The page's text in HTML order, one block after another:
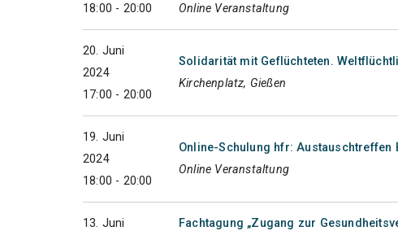
18:00 - 20:00
Online Veranstaltung
20. Juni
2024
17:00 - 20:00
Solidarität mit Geflüchteten.
Kirchenplatz, Gießen
19. Juni
2024
18:00 - 20:00
Online-Schulung hfr: Austauschtreffen
Online Veranstaltung
13. Juni
Fachtagung „Zugang zur